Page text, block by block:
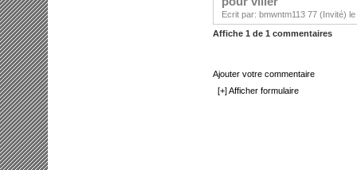
Ecrit par: bmwntm113 77 (Invité)
Affiche 1 de 1 commentaires
Ajouter votre commentaire
[+] Afficher formulaire